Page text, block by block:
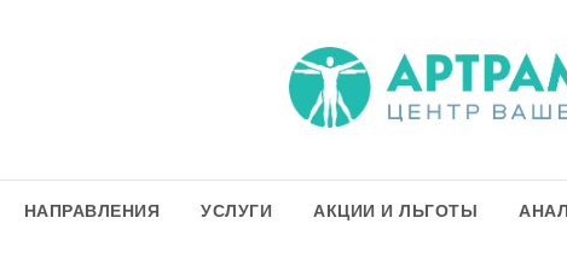
НАПРАВЛЕНИЯ УСЛУГИ АКЦИИ И ЛЬГОТЫ